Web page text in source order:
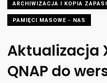
ARCHIWIZACJA I KOPIA
PAMIĘCI MASOWE - NAS
Aktualizacja
QNAP do